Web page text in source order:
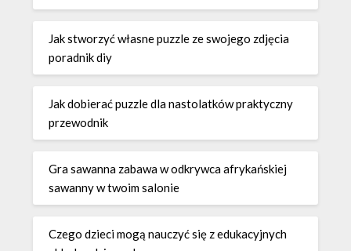
Jak stworzyć własne puzzle ze swojego zdjęcia
poradnik diy
Jak dobierać puzzle dla nastolatków praktyczny
przewodnik
Gra sawanna zabawa w odkrywca afrykańskiej
sawanny w twoim salonie
Czego dzieci mogą nauczyć się z edukacyjnych